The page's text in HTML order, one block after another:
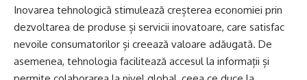
Inovarea tehnologică stimulează creșterea economiei prin
dezvoltarea de produse și servicii inovatoare, care satisfac
nevoile consumatorilor și creează valoare adăugată. De
asemenea, tehnologia facilitează accesul la informații și